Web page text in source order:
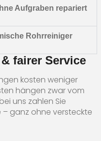
Aufgraben repariert
Rohrreiniger
fairer Service
kosten weniger
hängen zwar vom
uns zahlen Sie
– ganz ohne versteckte